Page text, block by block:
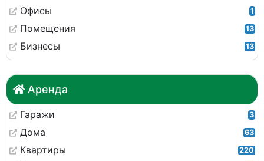
Офисы 1
Помещения 13
Бизнесы 13
Аренда
Гаражи 3
Дома 63
Квартиры 220